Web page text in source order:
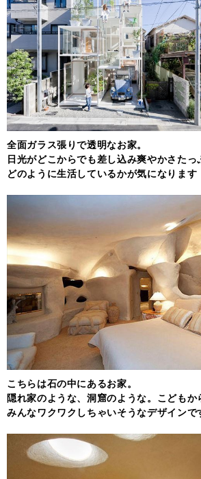
全面ガラス張りで透明なお家。
日光がどこからでも差し込み爽やかさたっ
どのように生活しているかが気になります
こちらは石の中にあるお家。
隠れ家のような、洞窟のような。こどもか
みんなワクワクしちゃいそうなデザインで